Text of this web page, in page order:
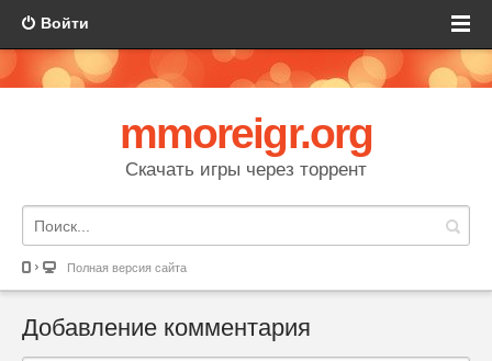
Войти
mmoreigr.org
Скачать игры через торрент
Полная версия сайта
Добавление комментария